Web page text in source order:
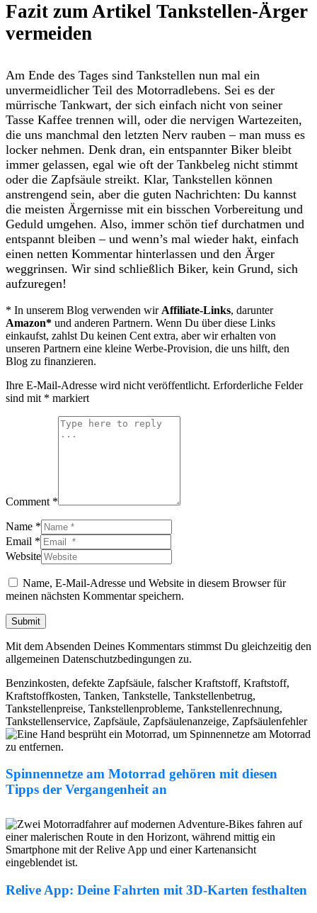
Fazit zum Artikel Tankstellen-Ärger
vermeiden
Am Ende des Tages sind Tankstellen nun mal ein
unvermeidlicher Teil des Motorradlebens. Sei es der
mürrische Tankwart, der sich einfach nicht von seiner
Tasse Kaffee trennen will, oder die nervigen Wartezeiten,
die uns manchmal den letzten Nerv rauben – man muss es
locker nehmen. Denk dran, ein entspannter Biker bleibt
immer gelassen, egal wie oft der Tankbeleg nicht stimmt
oder die Zapfsäule streikt. Klar, Tankstellen können
anstrengend sein, aber die guten Nachrichten: Du kannst
die meisten Ärgernisse mit ein bisschen Vorbereitung und
Geduld umgehen. Also, immer schön tief durchatmen und
entspannt bleiben – und wenn’s mal wieder hakt, einfach
einen netten Kommentar hinterlassen und den Ärger
weggrinsen. Wir sind schließlich Biker, kein Grund, sich
aufzuregen!
* In unserem Blog verwenden wir Affiliate-Links, darunter
Amazon* und anderen Partnern. Wenn Du über diese Links
einkaufst, zahlst Du keinen Cent extra, aber wir erhalten von
unseren Partnern eine kleine Werbe-Provision, die uns hilft, den
Blog zu finanzieren.
Ihre E-Mail-Adresse wird nicht veröffentlicht. Erforderliche Felder
sind mit * markiert
Comment *
Name *
Email *
Website
Name, E-Mail-Adresse und Website in diesem Browser für
meinen nächsten Kommentar speichern.
Submit
Mit dem Absenden Deines Kommentars stimmst Du gleichzeitig den
allgemeinen Datenschutzbedingungen zu.
Benzinkosten, defekte Zapfsäule, falscher Kraftstoff, Kraftstoff,
Kraftstoffkosten, Tanken, Tankstelle, Tankstellenbetrug,
Tankstellenpreise, Tankstellenprobleme, Tankstellenrechnung,
Tankstellenservice, Zapfsäule, Zapfsäulenanzeige, Zapfsäulenfehler
Spinnennetze am Motorrad gehören mit diesen
Tipps der Vergangenheit an
Relive App: Deine Fahrten mit 3D-Karten festhalten